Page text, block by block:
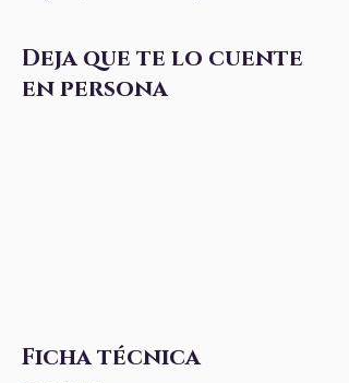
Deja que te lo cuente
en persona
Ficha técnica